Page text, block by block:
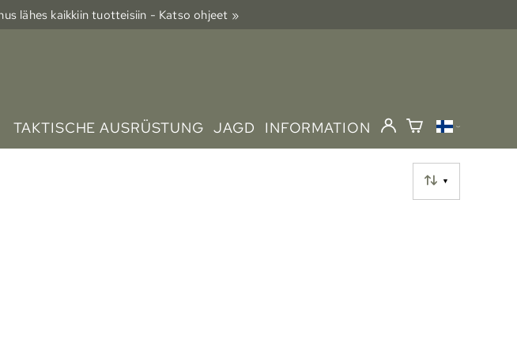
lähes kaikkiin tuotteisiin - Katso ohjeet »
TAKTISCHE AUSRÜSTUNG JAGD INFORMATION
▼